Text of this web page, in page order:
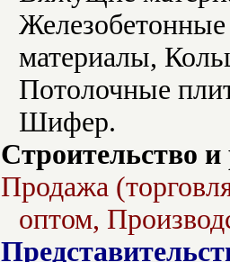
материалы,
Потолочные
Шифер.
Строительство
Продажа
оптом,